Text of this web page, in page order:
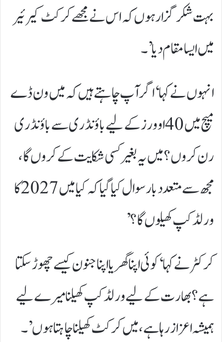
بہت شکر گزار ہوں کہ اس نے مجھے کرکٹ کیرئیر
میں ایسا مقام دیا’۔
انہوں نے کہا ‘اگر آپ چاہتے ہیں کہ میں ون ڈے
میچ میں 40 اوورز کے لیے باؤنڈری سے باؤنڈری
رن کروں؟ میں یہ بغیر کسی شکایت کے کروں گا،
مجھ سے متعدد بار سوال کیا گیا کہ کیا میں 2027 کا
ورلڈکپ کھیلوں گا؟’
کرکٹر نے کہا ‘کوئی اپنا گھر یا اپنا جنون کیسے چھوڑ سکتا
ہے؟ بھارت کے لیے ورلڈکپ کھیلنا میرے لیے
ہمیشہ اعزاز رہا ہے، میں کرکٹ کھیلنا چاہتا ہوں’۔